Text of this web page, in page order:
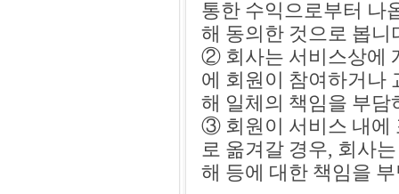
통한 수익으로부터 나
해 동의한 것으로 봅니
② 회사는 서비스상에
에 회원이 참여하거나
해 일체의 책임을 부담
③ 회원이 서비스 내에
로 옮겨갈 경우, 회사
해 등에 대한 책임을